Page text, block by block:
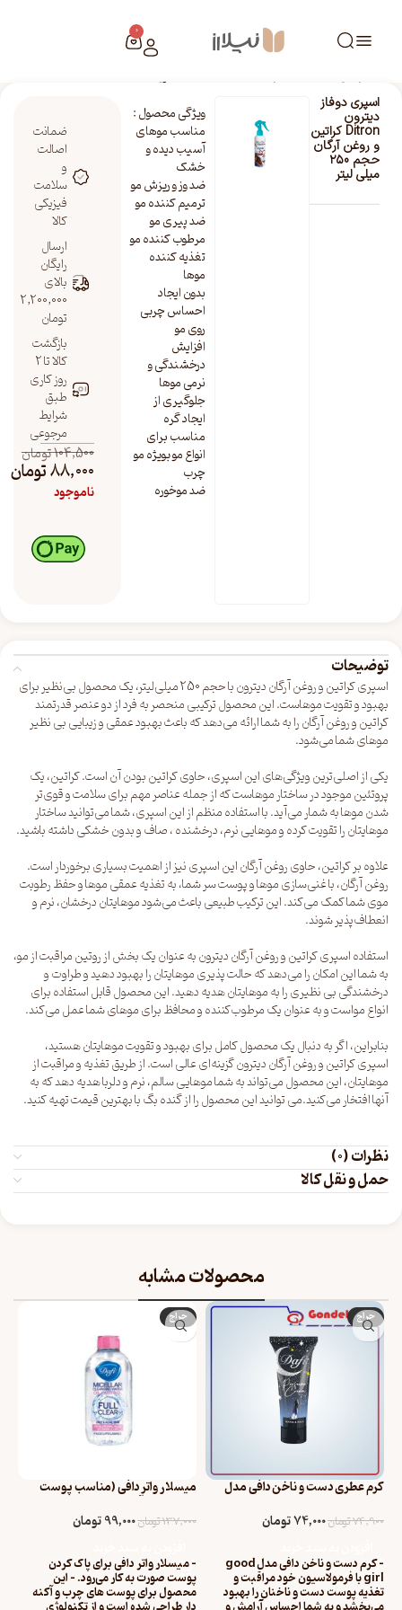
0
فروشگاه نیلارز
اسپری دوفاز دیترون Ditron کراتین و روغن آرگان حجم ۲۵0 میلی لیتر
اسپری دوفاز
دیترون
Ditron کراتین
و روغن آرگان
حجم ۲۵0
میلی لیتر
ویژگی محصول :
مناسب موهای
آسیب دیده و
خشک
ضد وز و ریزش مو
ترمیم کننده مو
ضد پیری مو
مرطوب کننده مو
تغذیه کننده
موها
بدون ایجاد
احساس چربی
روی مو
افزایش
درخشندگی و
نرمی موها
جلوگیری از
ایجاد گره
مناسب برای
انواع مو بویژه مو
چرب
ضد موخوره
ضمانت
اصالت
و
سلامت
فیزیکی
کالا
ارسال
رایگان
بالای
2,200,000
تومان
بازگشت
کالا تا 2
روز کاری
طبق
شرایط
مرجوعی
104,500تومان
88,000تومان
ناموجود
توضیحات
اسپری کراتین و روغن آرگان دیترون با حجم 250 میلی‌لیتر، یک محصول بی‌نظیر برای
بهبود و تقویت موهاست. این محصول ترکیبی منحصر به فرد از دو عنصر قدرتمند
کراتین و روغن آرگان را به شما ارائه می‌دهد که باعث بهبود عمقی و زیبایی بی نظیر
موهای شما می‌شود.
یکی از اصلی‌ترین ویژگی‌های این اسپری، حاوی کراتین بودن آن است. کراتین، یک
پروتئین موجود در ساختار موهاست که از جمله عناصر مهم برای سلامت و قوی‌تر
شدن موها به شمار می‌آید. با استفاده منظم از این اسپری، شما می‌توانید ساختار
موهایتان را تقویت کرده و موهایی نرم، درخشنده ، صاف و بدون خشکی داشته باشید.
علاوه بر کراتین، حاوی روغن آرگان این اسپری نیز از اهمیت بسیاری برخوردار است.
روغن آرگان، با غنی‌سازی موها و پوست‌ سر شما، به تغذیه عمقی موها و حفظ رطوبت
موی شما کمک می‌کند. این ترکیب طبیعی باعث می‌شود موهایتان درخشان، نرم و
انعطاف‌پذیر شوند.
استفاده اسپری کراتین و روغن آرگان دیترون به عنوان یک بخش از روتین مراقبت از مو،
به شما این امکان را می‌دهد که حالت پذیری موهایتان را بهبود دهید و طراوت و
درخشندگی بی نظیری را به موهایتان هدیه دهید. این محصول قابل استفاده برای
انواع مواست و به عنوان یک مرطوب‌کننده و محافظ برای موهای شما عمل می‌کند.
بنابراین، اگر به دنبال یک محصول کامل برای بهبود و تقویت موهایتان هستید،
اسپری کراتین و روغن آرگان دیترون گزینه‌ای عالی است. از طریق تغذیه و مراقبت از
موهایتان، این محصول می‌تواند به شما موهایی سالم، نرم و دلربا هدیه دهد که به
آنها افتخار می‌کنید.می توانید این محصول را ازگنده بگبا بهترین قیمت تهیه کنید.
نظرات (0)
حمل و نقل کالا
محصولات مشابه
حراج
کرم عطری دست و ناخن دافی مدل
74,900تومان74,000تومان
- کرم دست و ناخن دافی مدل good
girl با فرمولاسیون خود مراقبت و
تغذیه پوست دست و ناخنان را بهبود
حراج
میسلار واتر دافی (مناسب پوست
های چرب و آکنه دار) حجم ۲۰۰ میل
137,000تومان99,000تومان
- میسلار واتر دافی برای پاک کردن
پوست صورت به کار می‌رود. - این
محصول برای پوست های چرب و آکنه